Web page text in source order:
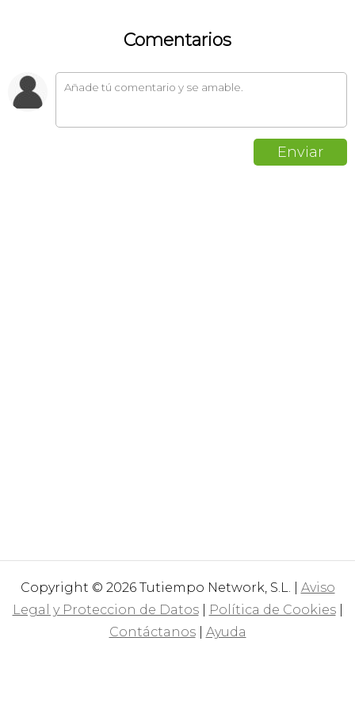
Comentarios
Copyright © 2026 Tutiempo Network, S.L. | Aviso
Legal y Proteccion de Datos| Política de Cookies|
Contáctanos| Ayuda